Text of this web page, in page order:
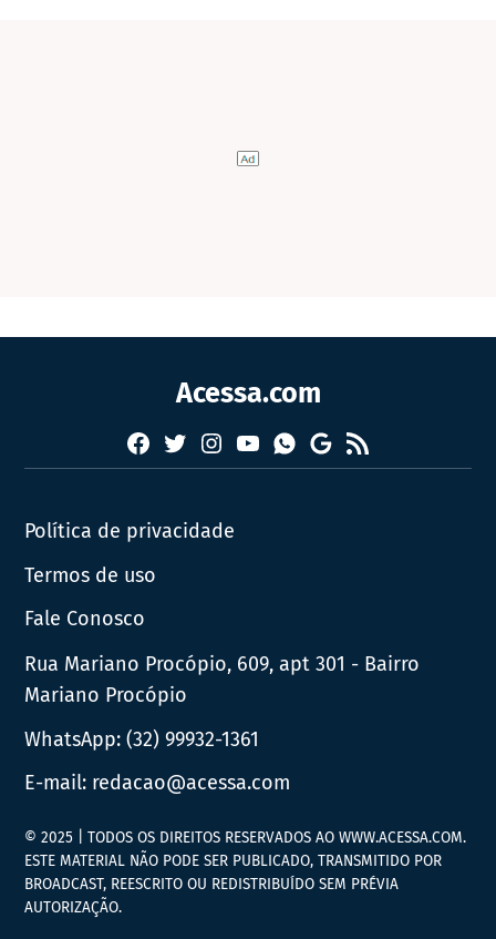
Acessa.com
Facebook
TwitterInstagram
YouTubeWhatsapp
Google
News
RSS
Política de privacidade
Termos de uso
Fale Conosco
Rua Mariano Procópio, 609, apt 301 - Bairro
Mariano Procópio
WhatsApp:(32) 99932-1361
E-mail: redacao@acessa.com
© 2025 | TODOS OS DIREITOS RESERVADOS AO WWW.ACESSA.COM.
ESTE MATERIAL NÃO PODE SER PUBLICADO, TRANSMITIDO POR
BROADCAST, REESCRITO OU REDISTRIBUÍDO SEM PRÉVIA
AUTORIZAÇÃO.